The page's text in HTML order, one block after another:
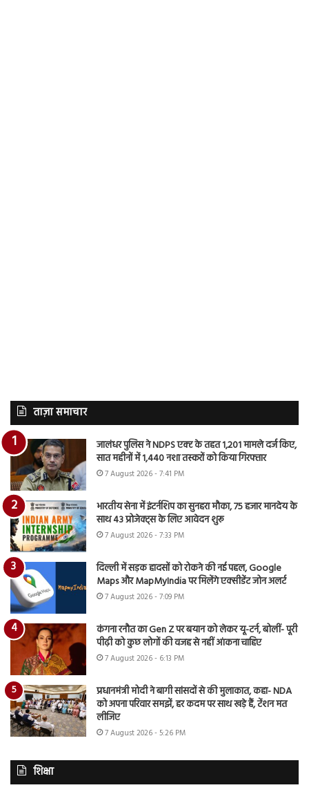
ताज़ा समाचार
जालंधर पुलिस ने NDPS एक्ट के तहत 1,201 मामले दर्ज किए,
सात महीनों में 1,440 नशा तस्करों को किया गिरफ्तार
7 August 2026 - 7:41 PM
भारतीय सेना में इंटर्नशिप का सुनहरा मौका, 75 हजार मानदेय के
साथ 43 प्रोजेक्ट्स के लिए आवेदन शुरू
7 August 2026 - 7:33 PM
दिल्ली में सड़क हादसों को रोकने की नई पहल, Google
Maps और MapMyIndia पर मिलेंगे एक्सीडेंट जोन अलर्ट
7 August 2026 - 7:09 PM
कंगना रनौत का Gen Z पर बयान को लेकर यू-टर्न, बोलीं- पूरी
पीढ़ी को कुछ लोगों की वजह से नहीं आंकना चाहिए
7 August 2026 - 6:13 PM
प्रधानमंत्री मोदी ने बागी सांसदों से की मुलाकात, कहा- NDA
को अपना परिवार समझें, हर कदम पर साथ खड़े हैं, टेंशन मत
लीजिए
7 August 2026 - 5:26 PM
शिक्षा